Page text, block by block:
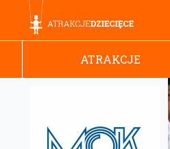
ATRAKCJE